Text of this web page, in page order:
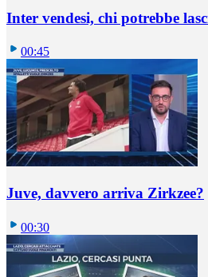
Inter vendesi, chi potrebbe
00:45
Juve, davvero arriva Zirkzee?
00:30